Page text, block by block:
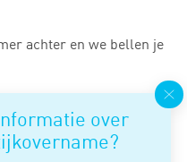
over
achter en we bellen je